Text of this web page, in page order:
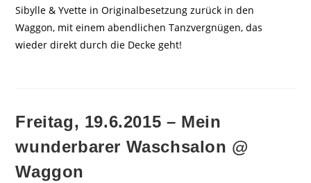
Sibylle & Yvette in Originalbesetzung zurück in den
Waggon, mit einem abendlichen Tanzvergnügen, das
wieder direkt durch die Decke geht!
Freitag, 19.6.2015 – Mein
wunderbarer Waschsalon @
Waggon